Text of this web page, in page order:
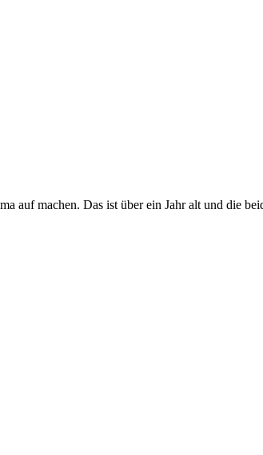
auf machen. Das ist über ein Jahr alt und die